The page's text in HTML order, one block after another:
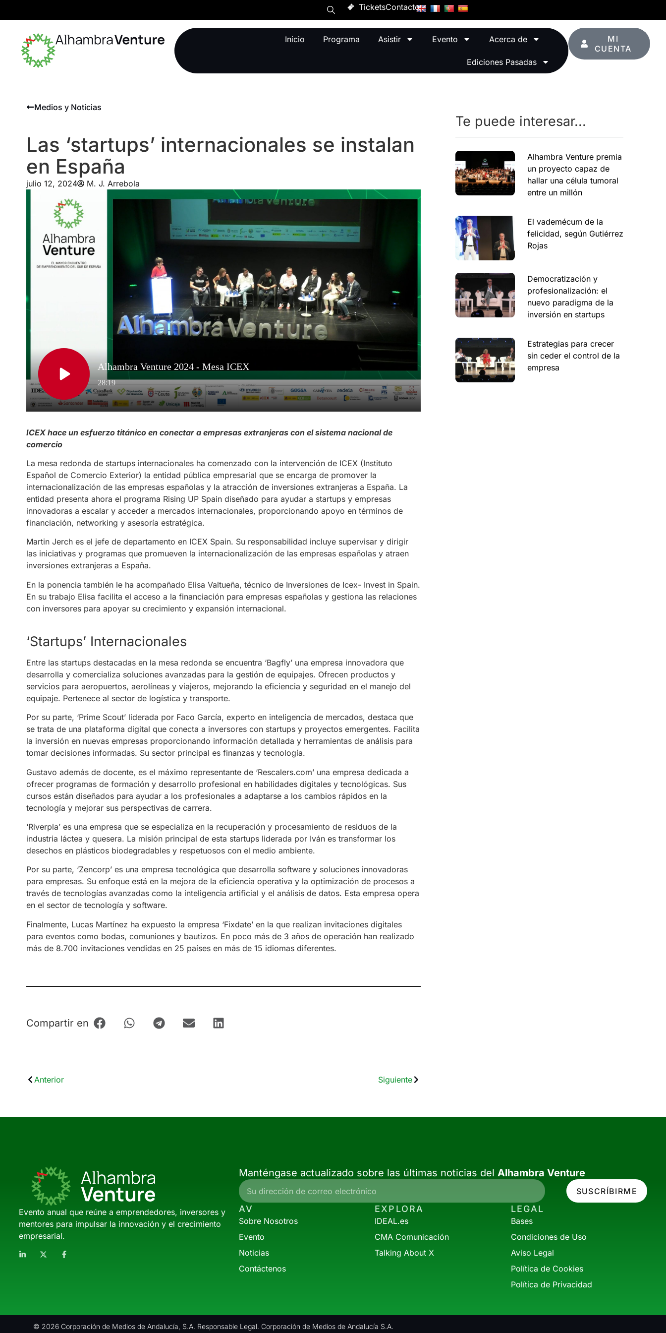
TicketsContacto
Inicio Programa Asistir Evento Acerca de
Ediciones Pasadas
MI
CUENTA
Medios y Noticias
Las ‘startups’ internacionales se instalan
en España
julio 12, 2024 M. J. Arrebola
ICEX hace un esfuerzo titánico en conectar a empresas extranjeras con el sistema nacional de
comercio
La mesa redonda de startups internacionales ha comenzado con la intervención de ICEX (Instituto
Español de Comercio Exterior) la entidad pública empresarial que se encarga de promover la
internacionalización de las empresas españolas y la atracción de inversiones extranjeras a España. La
entidad presenta ahora el programa Rising UP Spain diseñado para ayudar a startups y empresas
innovadoras a escalar y acceder a mercados internacionales, proporcionando apoyo en términos de
financiación, networking y asesoría estratégica.
Martin Jerch es el jefe de departamento en ICEX Spain. Su responsabilidad incluye supervisar y dirigir
las iniciativas y programas que promueven la internacionalización de las empresas españolas y atraen
inversiones extranjeras a España.
En la ponencia también le ha acompañado Elisa Valtueña, técnico de Inversiones de Icex- Invest in Spain.
En su trabajo Elisa facilita el acceso a la financiación para empresas españolas y gestiona las relaciones
con inversores para apoyar su crecimiento y expansión internacional.
‘Startups’ Internacionales
Entre las startups destacadas en la mesa redonda se encuentra ‘Bagfly’ una empresa innovadora que
desarrolla y comercializa soluciones avanzadas para la gestión de equipajes. Ofrecen productos y
servicios para aeropuertos, aerolíneas y viajeros, mejorando la eficiencia y seguridad en el manejo del
equipaje. Pertenece al sector de logística y transporte.
Por su parte, ‘Prime Scout’ liderada por Faco García, experto en inteligencia de mercados, destaca que
se trata de una plataforma digital que conecta a inversores con startups y proyectos emergentes. Facilita
la inversión en nuevas empresas proporcionando información detallada y herramientas de análisis para
tomar decisiones informadas. Su sector principal es finanzas y tecnología.
Gustavo además de docente, es el máximo representante de ‘Rescalers.com’ una empresa dedicada a
ofrecer programas de formación y desarrollo profesional en habilidades digitales y tecnológicas. Sus
cursos están diseñados para ayudar a los profesionales a adaptarse a los cambios rápidos en la
tecnología y mejorar sus perspectivas de carrera.
‘Riverpla’ es una empresa que se especializa en la recuperación y procesamiento de residuos de la
industria láctea y quesera. La misión principal de esta startups liderada por Iván es transformar los
desechos en plásticos biodegradables y respetuosos con el medio ambiente.
Por su parte, ‘Zencorp’ es una empresa tecnológica que desarrolla software y soluciones innovadoras
para empresas. Su enfoque está en la mejora de la eficiencia operativa y la optimización de procesos a
través de tecnologías avanzadas como la inteligencia artificial y el análisis de datos. Esta empresa opera
en el sector de tecnología y software.
Finalmente, Lucas Martínez ha expuesto la empresa ‘Fixdate’ en la que realizan invitaciones digitales
para eventos como bodas, comuniones y bautizos. En poco más de 3 años de operación han realizado
más de 8.700 invitaciones vendidas en 25 países en más de 15 idiomas diferentes.
Compartir en
Anterior Siguiente
Te puede interesar...
Alhambra Venture premia
un proyecto capaz de
hallar una célula tumoral
entre un millón
El vademécum de la
felicidad, según Gutiérrez
Rojas
Democratización y
profesionalización: el
nuevo paradigma de la
inversión en startups
Estrategias para crecer
sin ceder el control de la
empresa
Evento anual que reúne a emprendedores, inversores y
mentores para impulsar la innovación y el crecimiento
empresarial.
Manténgase actualizado sobre las últimas noticias del Alhambra Venture
SUSCRÍBIRME
AV
Sobre Nosotros
Evento
Noticias
Contáctenos
EXPLORA
IDEAL.es
CMA Comunicación
Talking About X
LEGAL
Bases
Condiciones de Uso
Aviso Legal
Política de Cookies
Política de Privacidad
© 2026 Corporación de Medios de Andalucía, S.A. Responsable Legal. Corporación de Medios de Andalucía S.A.